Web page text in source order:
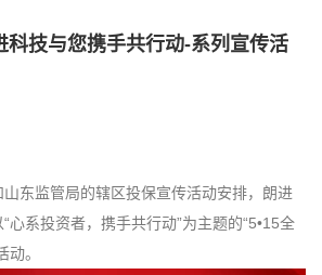
科技与您携手共行动-系列宣传活
东监管局的辖区投保宣传活动安排，朗进
心系投资者，携手共行动”为主题的“5•15全
动。